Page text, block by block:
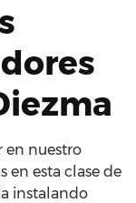
en nuestro
en esta clase de
instalando